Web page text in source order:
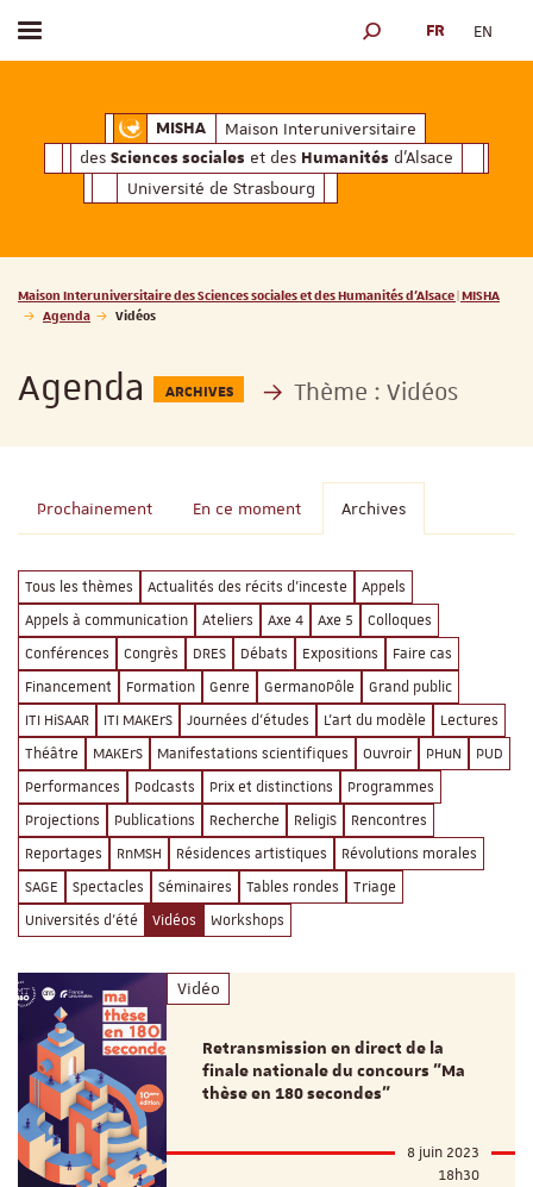
MISHAMaison Interuniversitaire des
Maison Interuniversitaire
des Sciences sociales et des Humanités d'Alsace
Université de Strasbourg
Afficher / masquer le menu MOTEUR DE
FR EN
Vous êtes ici :
Maison Interuniversitaire des Sciences sociales et des Humanités d'Alsace | MISHA
Agenda
Vidéos
Agenda ARCHIVES Thème : Vidéos
Prochainement En ce moment Archives
Tous les thèmes Actualités des récits d'inceste
Appels
Appels à communication
Ateliers Axe 4 Axe 5
Colloques
Conférences
Congrès DRES Débats Expositions
Faire cas
Financement
Formation Genre GermanoPôle
Grand public
ITI HiSAAR
ITI MAKErS Journées d'études L'art du modèle
Lectures
Théâtre
MAKErS Manifestations scientifiques Ouvroir PHuN
PUD
Performances
Podcasts Prix et distinctions
Programmes
Projections
Publications Recherche ReligiS
Rencontres
Reportages
RnMSH Résidences artistiques
Révolutions morales
SAGE
Spectacles Séminaires Tables rondes
Triage
Universités d'été
Vidéos Workshops
Vidéo
Retransmission en direct de la
finale nationale du concours "Ma
thèse en 180 secondes"
8 juin 2023
18h30